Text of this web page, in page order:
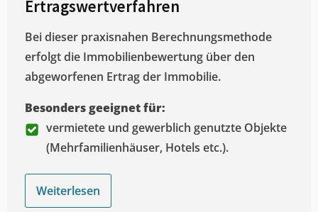
Ertragswertverfahren
Bei dieser praxisnahen Berechnungsmethode
erfolgt die Immobilienbewertung über den
abgeworfenen Ertrag der Immobilie.
Besonders geeignet für:
vermietete und gewerblich genutzte Objekte
(Mehrfamilienhäuser, Hotels etc.).
Weiterlesen